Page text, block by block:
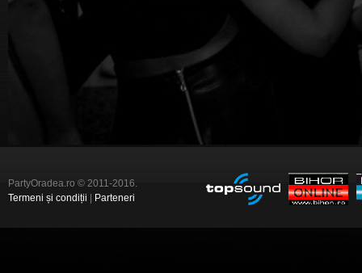
PartyOradea.ro © 2011-2016.
Termeni și condiții | Parteneri